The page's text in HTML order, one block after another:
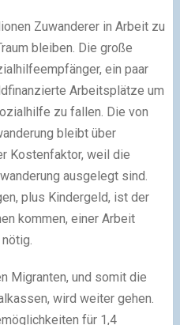
Zuwanderer in Arbeit zu
bleiben. Die große
ein paar
Arbeitsplätze um
zu fallen. Die von
bleibt über
Kostenfaktor, weil die
ausgelegt sind.
plus Kindergeld, ist der
kommen, einer Arbeit
Migranten, und somit die
wird weiter gehen.
für 1,4